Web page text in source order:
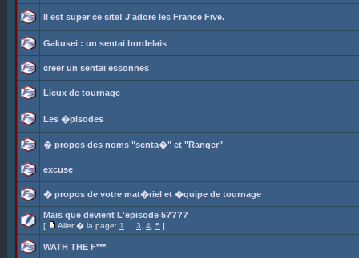
Il est super ce site! J'adore les France Five.
Gakusei : un sentai bordelais
creer un sentai essonnes
Lieux de tournage
Les �pisodes
� propos des noms "senta�" et "Ranger"
excuse
� propos de votre mat�riel et �quipe de tournage
Mais que devient L'episode 5????
[ Aller � la page: 1 3 4 5 ]
WATH THE F***